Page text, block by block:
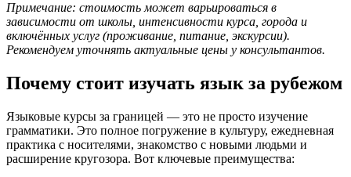
Примечание: стоимость может варьироваться в
зависимости от школы, интенсивности курса, города и
включённых услуг (проживание, питание, экскурсии).
Рекомендуем уточнять актуальные цены у консультантов.
Почему стоит изучать язык за рубежом
Языковые курсы за границей — это не просто изучение
грамматики. Это полное погружение в культуру, ежедневная
практика с носителями, знакомство с новыми людьми и
расширение кругозора. Вот ключевые преимущества: